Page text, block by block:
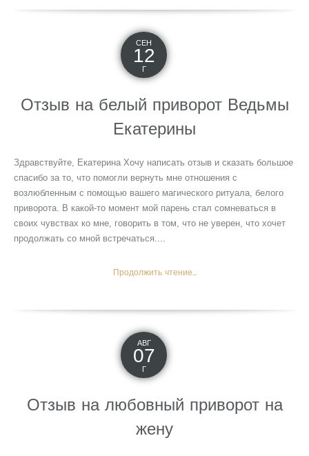
СЕН
12
Г
Отзыв на белый приворот Ведьмы
Екатерины
Здравствуйте, Екатерина Хочу написать отзыв и сказать большое
спасибо за то, что помогли вернуть мне отношения с
возлюбленным с помощью вашего магического ритуала, белого
приворота. В какой-то момент мой парень стал сомневаться в
своих чувствах ко мне, говорить в том, что не уверен, что хочет
продолжать со мной встречаться....
Продолжить чтение...
АВГ
07
Г
Отзыв на любовный приворот на
жену